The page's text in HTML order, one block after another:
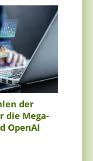
der
die Mega-
OpenAI